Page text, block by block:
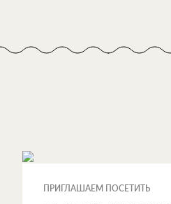
ПРИГЛАШАЕМ ПОСЕТИТЬ